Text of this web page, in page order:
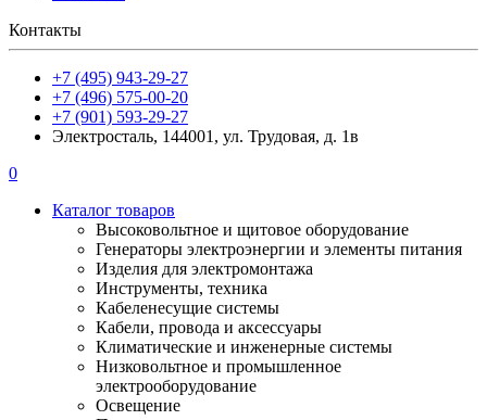
Контакты
+7 (495) 943-29-27
+7 (496) 575-00-20
+7 (901) 593-29-27
Электросталь, 144001, ул. Трудовая, д. 1в
0
Каталог товаров
Высоковольтное и щитовое оборудование
Генераторы электроэнергии и элементы питания
Изделия для электромонтажа
Инструменты, техника
Кабеленесущие системы
Кабели, провода и аксессуары
Климатические и инженерные системы
Низковольтное и промышленное
электрооборудование
Освещение